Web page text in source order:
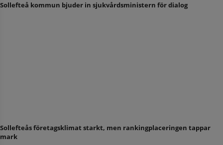
Sollefteå kommun bjuder in sjukvårdsministern för dialog
Sollefteås företagsklimat starkt, men rankingplaceringen tappar
mark